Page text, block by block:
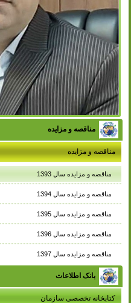
مناقصه و مزایده
مناقصه و مزایده
مناقصه و مزایده سال 1393
مناقصه و مزایده سال 1394
مناقصه و مزایده سال 1395
مناقصه و مزایده سال 1396
مناقصه و مزایده سال 1397
بانک اطلاعات
کتابخانه تخصصی سازمان